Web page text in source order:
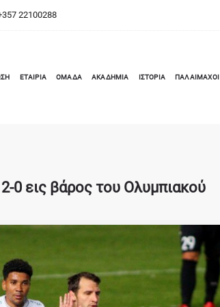
22100288
ΕΤΑΙΡΙΑ ΟΜΑΔΑ ΑΚΑΔΗΜΙΑ ΙΣΤΟΡΙΑ ΠΑΛΑΙΜΑΧΟΙ
0 εις βάρος του Ολυμπιακού